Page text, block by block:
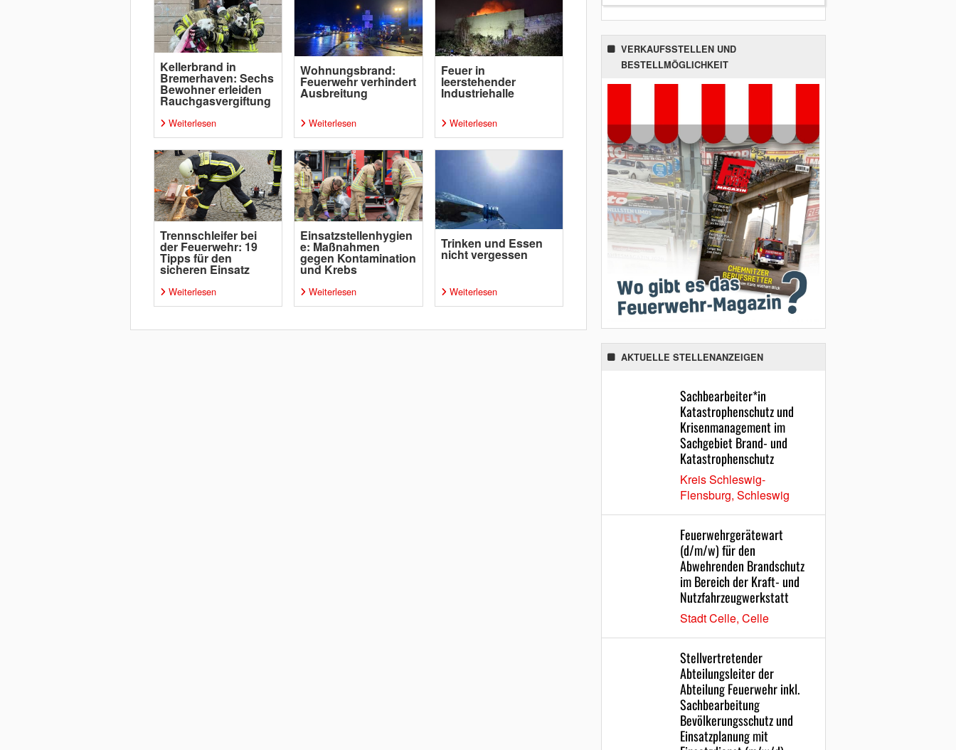
Kellerbrand in
Bremerhaven: Sechs
Bewohner erleiden
Rauchgasvergiftung
Weiterlesen
Wohnungsbrand:
Feuerwehr verhindert
Ausbreitung
Weiterlesen
Feuer in
leerstehender
Industriehalle
Weiterlesen
Trennschleifer bei
der Feuerwehr: 19
Tipps für den
sicheren Einsatz
Weiterlesen
Einsatzstellenhygien
e: Maßnahmen
gegen Kontamination
und Krebs
Weiterlesen
Trinken und Essen
nicht vergessen
Weiterlesen
VERKAUFSSTELLEN UND
BESTELLMÖGLICHKEIT
AKTUELLE STELLENANZEIGEN
Sachbearbeiter*in
Katastrophenschutz und
Krisenmanagement im
Sachgebiet Brand- und
Katastrophenschutz
Kreis Schleswig-
Flensburg, Schleswig
Feuerwehrgerätewart
(d/m/w) für den
Abwehrenden Brandschutz
im Bereich der Kraft- und
Nutzfahrzeugwerkstatt
Stadt Celle, Celle
Stellvertretender
Abteilungsleiter der
Abteilung Feuerwehr inkl.
Sachbearbeitung
Bevölkerungsschutz und
Einsatzplanung mit